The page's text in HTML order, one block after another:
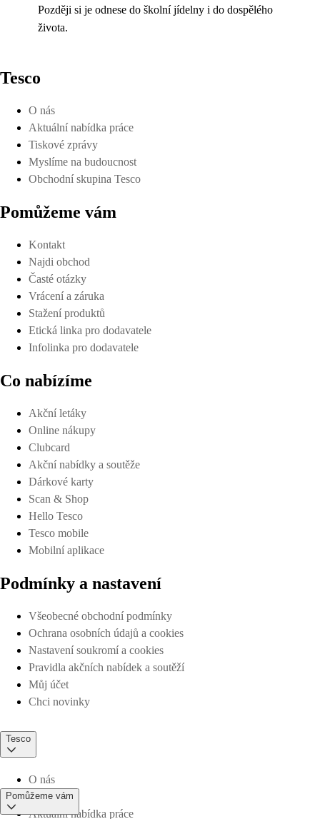
Později si je odnese do školní jídelny i do dospělého
života.
Tesco
O nás
Aktuální nabídka práce
Tiskové zprávy
Myslíme na budoucnost
Obchodní skupina Tesco
Pomůžeme vám
Kontakt
Najdi obchod
Časté otázky
Vrácení a záruka
Stažení produktů
Etická linka pro dodavatele
Infolinka pro dodavatele
Co nabízíme
Akční letáky
Online nákupy
Clubcard
Akční nabídky a soutěže
Dárkové karty
Scan & Shop
Hello Tesco
Tesco mobile
Mobilní aplikace
Podmínky a nastavení
Všeobecné obchodní podmínky
Ochrana osobních údajů a cookies
Nastavení soukromí a cookies
Pravidla akčních nabídek a soutěží
Můj účet
Chci novinky
Tesco
O nás
Aktuální nabídka práce
Pomůžeme vám